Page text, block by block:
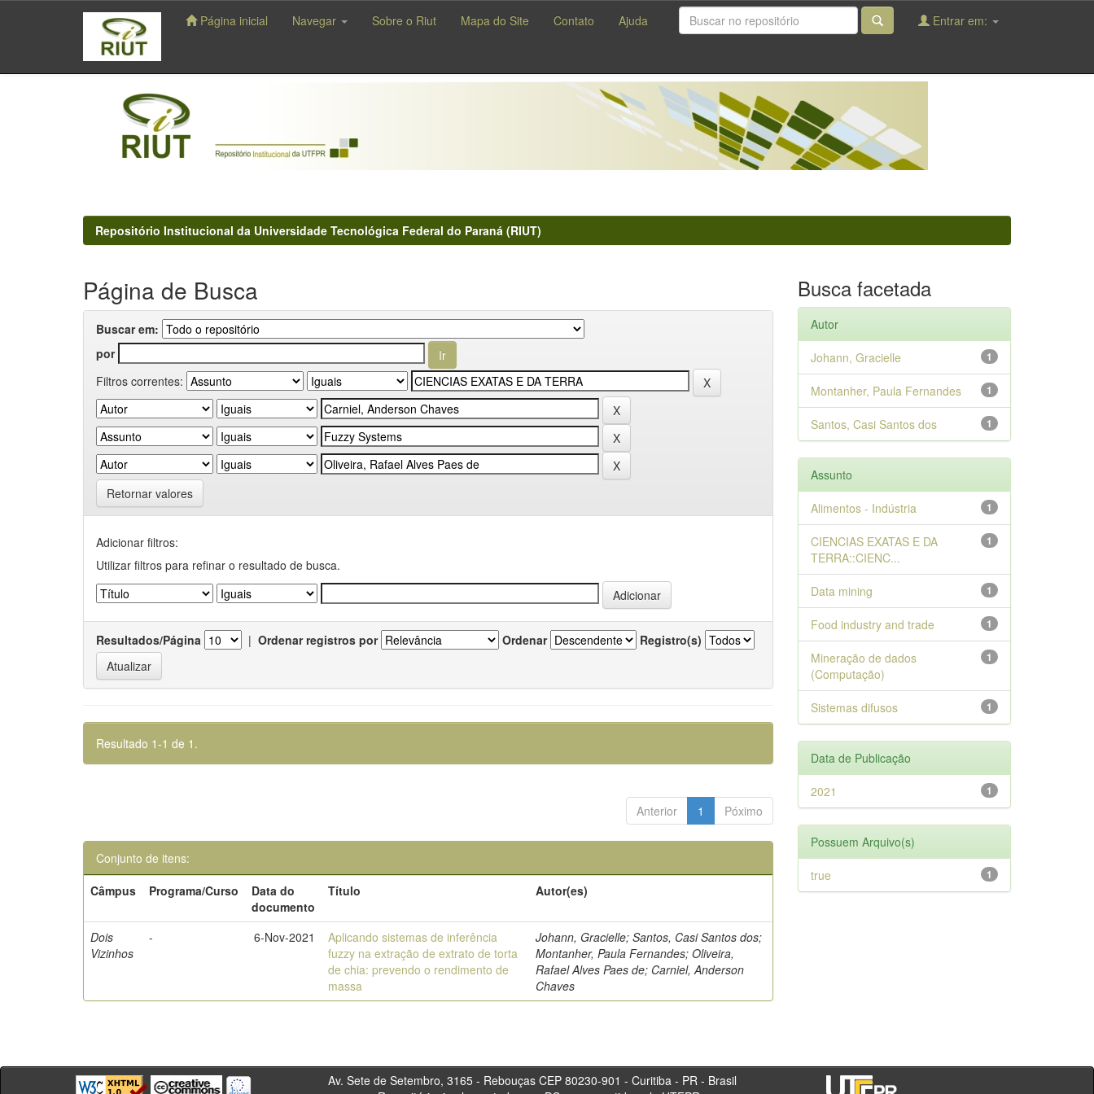
navigation
Página inicial Navegar Sobre o Riut Mapa do Site Contato Ajuda Entrar em:
Repositório Institucional da Universidade Tecnológica Federal do Paraná (RIUT)
Página de Busca
Buscar em:
por
Filtros correntes:
Retornar valores
Adicionar filtros:
Utilizar filtros para refinar o resultado de busca.
Resultados/Página | Ordenar registros por Ordenar Registro(s)
Resultado 1-1 de 1.
Anterior 1 Póximo
Conjunto de itens:
Câmpus
Programa/Curso
Data do
documento
Título Autor(es)
Dois
Vizinhos
- 6-Nov-2021
Aplicando sistemas de inferência
fuzzy na extração de extrato de torta
de chia: prevendo o rendimento de
massa
Johann, Gracielle; Santos, Casi Santos dos;
Montanher, Paula Fernandes; Oliveira,
Rafael Alves Paes de; Carniel, Anderson
Chaves
Busca facetada
Autor
1
Johann, Gracielle
1
Montanher, Paula Fernandes
1
Santos, Casi Santos dos
Assunto
1
Alimentos - Indústria
1
CIENCIAS EXATAS E DA
TERRA::CIENC...
1
Data mining
1
Food industry and trade
1
Mineração de dados
(Computação)
1
Sistemas difusos
Data de Publicação
1
2021
Possuem Arquivo(s)
1
true
Av. Sete de Setembro, 3165 - Rebouças CEP 80230-901 - Curitiba - PR - Brasil